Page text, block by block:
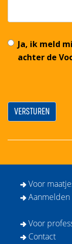
Ja, ik meld
achter de
Voor
Aanmelden
Voor
Contact